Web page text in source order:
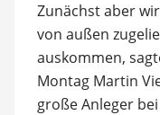
Zunächst aber
von außen
auskommen,
Montag Martin
große Anleger bei